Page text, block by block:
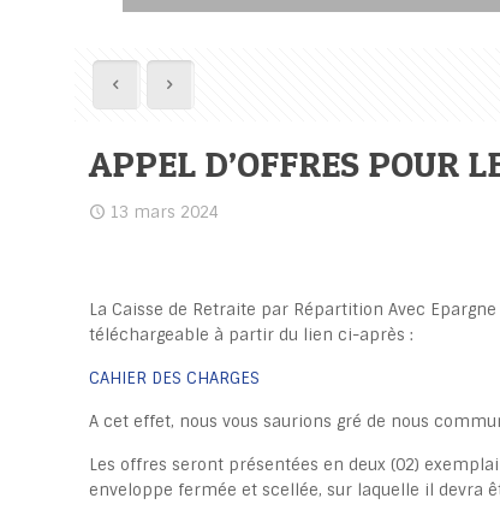
APPEL D’OFFRES POUR
13 mars 2024
La Caisse de Retraite par Répartition Avec
téléchargeable à partir du lien ci-après :
CAHIER DES CHARGES
A cet effet, nous vous saurions gré de nous
Les offres seront présentées en deux (02)
enveloppe fermée et scellée, sur laquelle il devra